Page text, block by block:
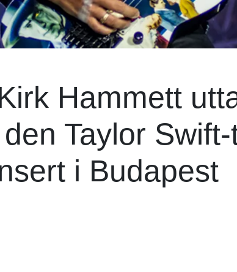
Hammett
Taylor
i Budapest